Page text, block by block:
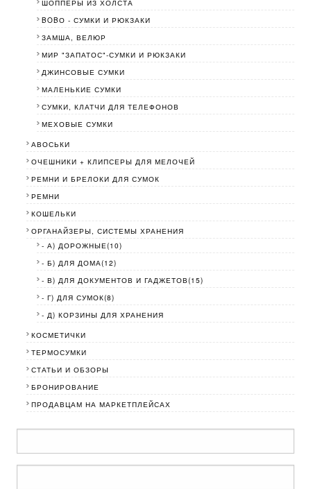
ШОППЕРЫ ИЗ ХОЛСТА
BOBО - СУМКИ И РЮКЗАКИ
ЗАМША, ВЕЛЮР
МИР "ЗАПАТОС"-СУМКИ И РЮКЗАКИ
ДЖИНСОВЫЕ СУМКИ
МАЛЕНЬКИЕ СУМКИ
СУМКИ, КЛАТЧИ ДЛЯ ТЕЛЕФОНОВ
МЕХОВЫЕ СУМКИ
АВОСЬКИ
ОЧЕШНИКИ + КЛИПСЕРЫ ДЛЯ МЕЛОЧЕЙ
РЕМНИ И БРЕЛОКИ ДЛЯ СУМОК
РЕМНИ
КОШЕЛЬКИ
ОРГАНАЙЗЕРЫ, СИСТЕМЫ ХРАНЕНИЯ
- А) ДОРОЖНЫЕ(10)
- Б) ДЛЯ ДОМА(12)
- В) ДЛЯ ДОКУМЕНТОВ И ГАДЖЕТОВ(15)
- Г) ДЛЯ СУМОК(8)
- Д) КОРЗИНЫ ДЛЯ ХРАНЕНИЯ
КОСМЕТИЧКИ
ТЕРМОСУМКИ
СТАТЬИ И ОБЗОРЫ
БРОНИРОВАНИЕ
ПРОДАВЦАМ НА МАРКЕТПЛЕЙСАХ